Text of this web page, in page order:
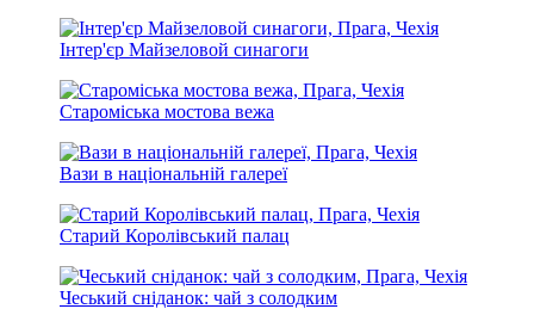
Інтер'єр Майзеловой синагоги
Староміська мостова вежа
Вази в національній галереї
Старий Королівський палац
Чеський сніданок: чай з солодким